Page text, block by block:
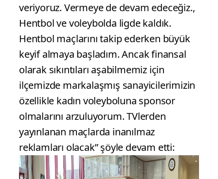
veriyoruz. Vermeye de devam edeceğiz.,
Hentbol ve voleybolda ligde kaldık.
Hentbol maçlarını takip ederken büyük
keyif almaya başladım. Ancak finansal
olarak sıkıntıları aşabilmemiz için
ilçemizde markalaşmış sanayicilerimizin
özellikle kadın voleyboluna sponsor
olmalarını arzuluyorum. TVlerden
yayınlanan maçlarda inanılmaz
reklamları olacak” şöyle devam etti: